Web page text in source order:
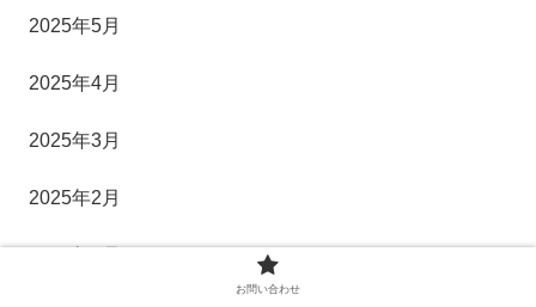
2025年5月
2025年4月
2025年3月
2025年2月
お問い合わせ